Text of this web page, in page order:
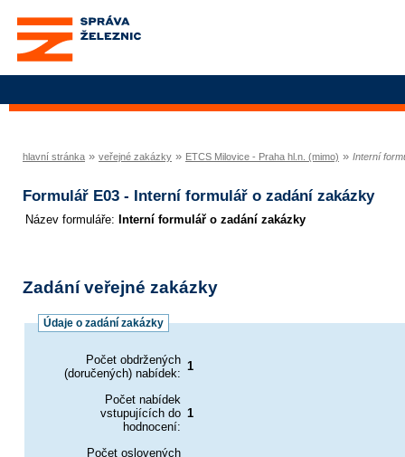
Správa železnic, státní
organizace
hlavní stránka » veřejné zakázky » ETCS Milovice - Praha hl.n. (mimo) » Interní
Formulář E03 - Interní formulář o zadání zakázky
Název formuláře Interní formulář o zadání zakázky
Zadání veřejné zakázky
Údaje o zadání zakázky
Počet obdržených
(doručených) nabídek:
1
Počet nabídek
vstupujících do
hodnocení:
1
Počet oslovených